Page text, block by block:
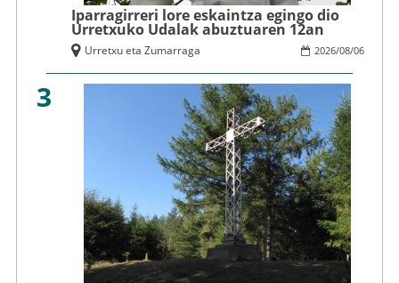
Iparragirreri lore eskaintza egingo dio
Urretxuko Udalak abuztuaren 12an
2026/08/06
Urretxu eta Zumarraga
3